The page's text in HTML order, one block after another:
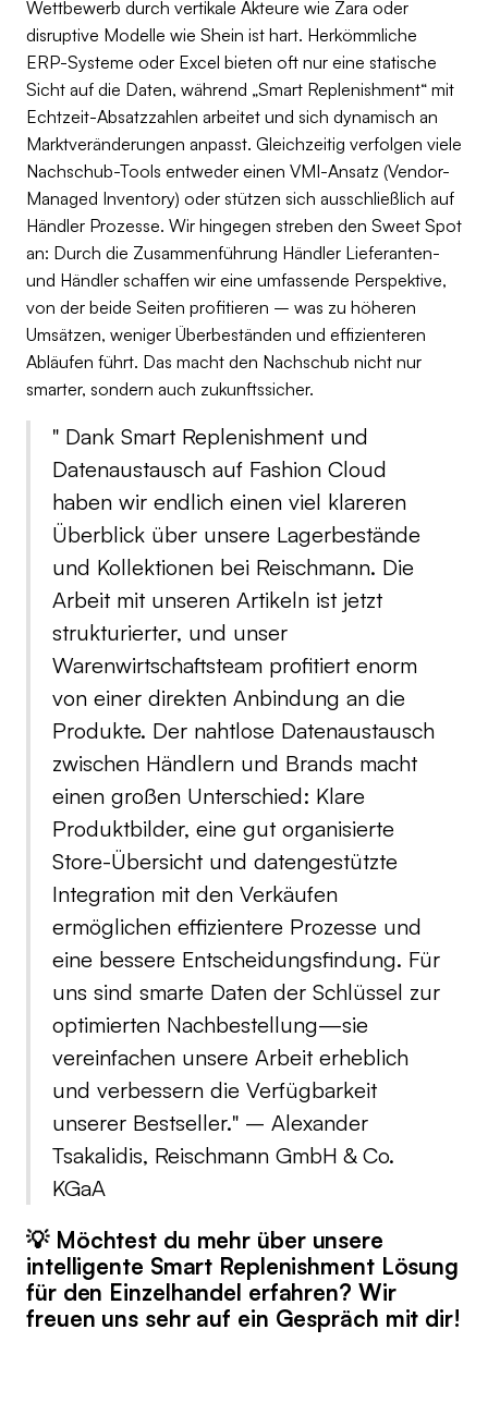
Wettbewerb durch vertikale Akteure wie Zara oder
disruptive Modelle wie Shein ist hart. Herkömmliche
ERP-Systeme oder Excel bieten oft nur eine statische
Sicht auf die Daten, während „Smart Replenishment“ mit
Echtzeit-Absatzzahlen arbeitet und sich dynamisch an
Marktveränderungen anpasst. Gleichzeitig verfolgen viele
Nachschub-Tools entweder einen VMI-Ansatz (Vendor-
Managed Inventory) oder stützen sich ausschließlich auf
Händler Prozesse. Wir hingegen streben den Sweet Spot
an: Durch die Zusammenführung Händler Lieferanten-
und Händler schaffen wir eine umfassende Perspektive,
von der beide Seiten profitieren – was zu höheren
Umsätzen, weniger Überbeständen und effizienteren
Abläufen führt. Das macht den Nachschub nicht nur
smarter, sondern auch zukunftssicher.
" Dank Smart Replenishment und
Datenaustausch auf Fashion Cloud
haben wir endlich einen viel klareren
Überblick über unsere Lagerbestände
und Kollektionen bei Reischmann. Die
Arbeit mit unseren Artikeln ist jetzt
strukturierter, und unser
Warenwirtschaftsteam profitiert enorm
von einer direkten Anbindung an die
Produkte. Der nahtlose Datenaustausch
zwischen Händlern und Brands macht
einen großen Unterschied: Klare
Produktbilder, eine gut organisierte
Store-Übersicht und datengestützte
Integration mit den Verkäufen
ermöglichen effizientere Prozesse und
eine bessere Entscheidungsfindung. Für
uns sind smarte Daten der Schlüssel zur
optimierten Nachbestellung—sie
vereinfachen unsere Arbeit erheblich
und verbessern die Verfügbarkeit
unserer Bestseller." – Alexander
Tsakalidis, Reischmann GmbH & Co.
KGaA
💡 Möchtest du mehr über unsere
intelligente Smart Replenishment Lösung
für den Einzelhandel erfahren? Wir
freuen uns sehr auf ein Gespräch mit dir!